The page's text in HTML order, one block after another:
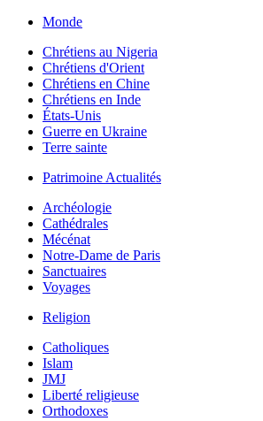
Monde
Chrétiens au Nigeria
Chrétiens d'Orient
Chrétiens en Chine
Chrétiens en Inde
États-Unis
Guerre en Ukraine
Terre sainte
Patrimoine Actualités
Archéologie
Cathédrales
Mécénat
Notre-Dame de Paris
Sanctuaires
Voyages
Religion
Catholiques
Islam
JMJ
Liberté religieuse
Orthodoxes